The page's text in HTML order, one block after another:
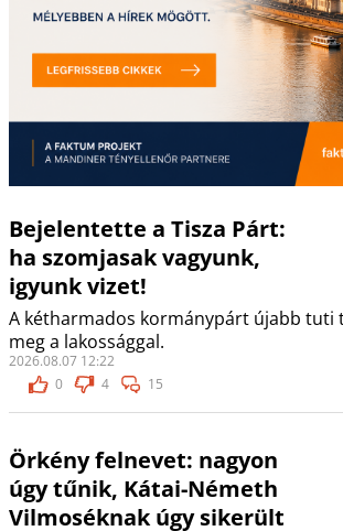
Bejelentette a Tisza Párt:
ha szomjasak vagyunk,
igyunk vizet!
A kétharmados kormánypárt újabb tuti
meg a lakossággal.
2026.08.07 12:22
0
4 15
Örkény felnevet: nagyon
úgy tűnik, Kátai-Németh
Vilmoséknak úgy sikerült